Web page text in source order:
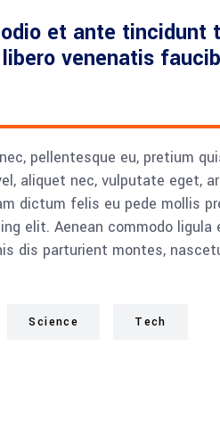
et ante tincidunt
venenatis
pellentesque eu, pretium
aliquet nec, vulputate eget,
dictum felis eu pede mollis
elit. Aenean commodo
dis parturient montes,
Science Tech